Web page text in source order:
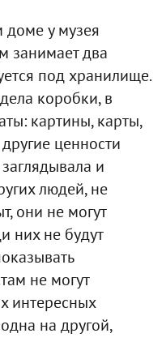
у музея
занимает два
под хранилище.
коробки, в
картины, карты,
ценности
и
людей, не
они не могут
них не будут
не могут
интересных
на другой,